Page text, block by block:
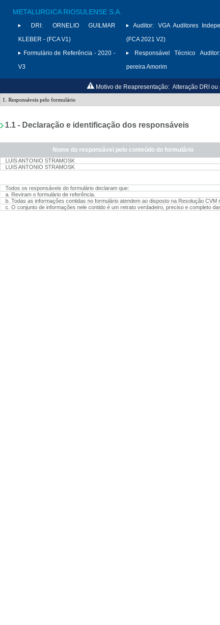
METALURGICA RIOSULENSE S.A.
DRI:
ORNELIO GUILMAR
KLEBER - (FCA V1)
Formulário de Referência - 2020 -
V3
Auditor:
VGA Auditores
(FCA 2021 V2)
Responsável Técnico Auditor:
pereira Amorim
Motivo de Reapresentação: Alteração DRI